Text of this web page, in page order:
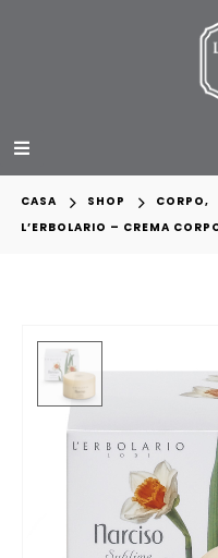
CASA SHOP CORPO,
L’ERBOLARIO – CREMA